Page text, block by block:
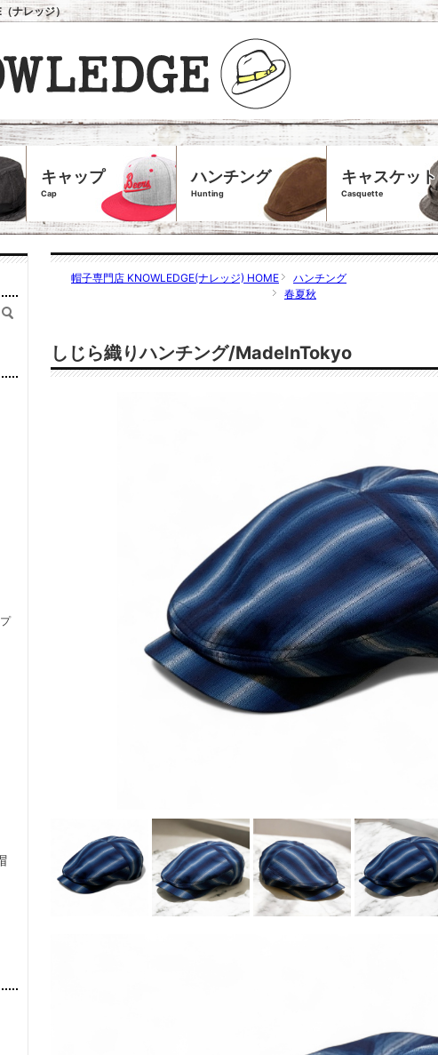
ナレッジ）
キャップ
Cap
ハンチング
Hunting
キャスケット
Casquette
帽子専門店 KNOWLEDGE(ナレッジ) HOME
ハンチング
春夏秋
しじら織りハンチング/MadeInTokyo